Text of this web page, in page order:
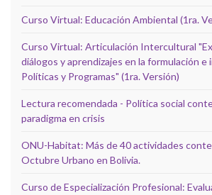
Curso Virtual: Educación Ambiental (1ra.
Curso Virtual: Articulación Intercultural
diálogos y aprendizajes en la formulación
Políticas y Programas" (1ra. Versión)
Lectura recomendada - Política social
paradigma en crisis
ONU-Habitat: Más de 40 actividades
Octubre Urbano en Bolivia.
Curso de Especialización Profesional: